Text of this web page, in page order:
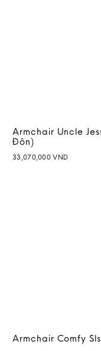
Armchair Uncle
Đôn)
33,070,000VND
Armchair Comfy Sls